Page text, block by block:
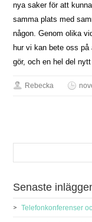
nya saker för att
samma plats med
någon. Genom olika
hur vi kan bete oss
gör, och en hel del
Rebecka
Senaste
Telefonkonferenser